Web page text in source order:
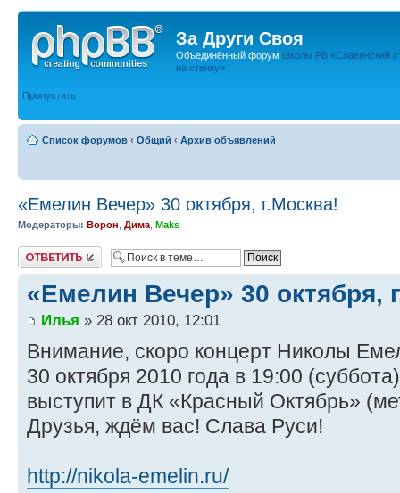
За Други Своя
Объединённый форум школы РБ «Славянский
на стенку»
Пропустить
Список форумов ‹ Общий ‹ Архив объявлений
«Емелин Вечер» 30 октября, г.Москва!
Модераторы: Ворон Дима Maks
Ответить
«Емелин Вечер» 30 октября,
Илья » 28 окт 2010, 12:01
Внимание, скоро концерт Николы
30 октября 2010 года в 19:00
выступит в ДК «Красный Октябрь»
Друзья, ждём вас! Слава Руси!
http://nikola-emelin.ru/